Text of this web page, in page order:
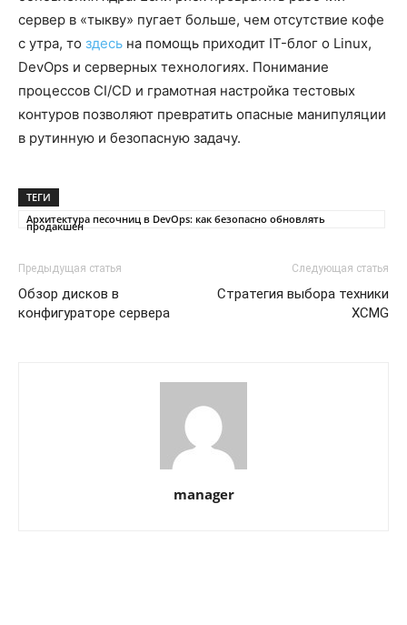
сервер в «тыкву» пугает больше, чем отсутствие кофе
с утра, то здесь на помощь приходит IT-блог о Linux,
DevOps и серверных технологиях. Понимание
процессов CI/CD и грамотная настройка тестовых
контуров позволяют превратить опасные манипуляции
в рутинную и безопасную задачу.
ТЕГИ
Архитектура песочниц в DevOps: как безопасно обновлять
продакшен
Предыдущая статья
Обзор дисков в
конфигураторе сервера
Следующая статья
Стратегия выбора техники
XCMG
manager